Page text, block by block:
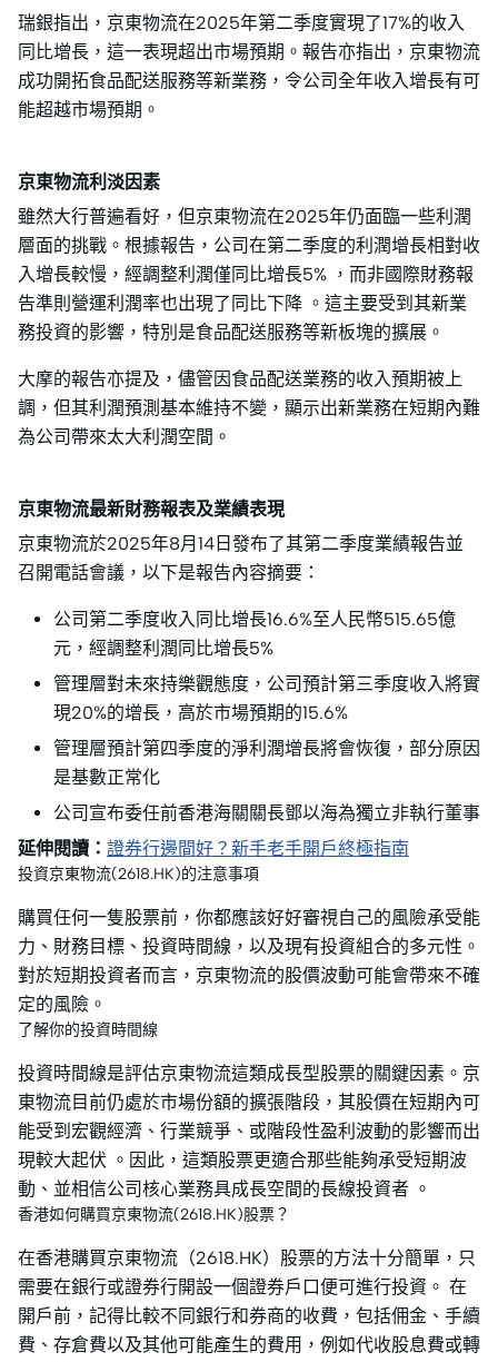
瑞銀指出，京東物流在2025年第二季度實現了17%的收入
同比增長，這一表現超出市場預期。報告亦指出，京東物流
成功開拓食品配送服務等新業務，令公司全年收入增長有可
能超越市場預期。
京東物流利淡因素
雖然大行普遍看好，但京東物流在2025年仍面臨一些利潤
層面的挑戰。根據報告，公司在第二季度的利潤增長相對收
入增長較慢，經調整利潤僅同比增長5% ，而非國際財務報
告準則營運利潤率也出現了同比下降 。這主要受到其新業
務投資的影響，特別是食品配送服務等新板塊的擴展。
大摩的報告亦提及，儘管因食品配送業務的收入預期被上
調，但其利潤預測基本維持不變，顯示出新業務在短期內難
為公司帶來太大利潤空間。
京東物流最新財務報表及業績表現
京東物流於2025年8月14日發布了其第二季度業績報告並
召開電話會議，以下是報告內容摘要：
公司第二季度收入同比增長16.6%至人民幣515.65億
元，經調整利潤同比增長5%
管理層對未來持樂觀態度，公司預計第三季度收入將實
現20%的增長，高於市場預期的15.6%
管理層預計第四季度的淨利潤增長將會恢復，部分原因
是基數正常化
公司宣布委任前香港海關關長鄧以海為獨立非執行董事
延伸閱讀： 證券行邊間好？新手老手開戶終極指南
投資京東物流(2618.HK)的注意事項
購買任何一隻股票前，你都應該好好審視自己的風險承受能
力、財務目標、投資時間線，以及現有投資組合的多元性。
對於短期投資者而言，京東物流的股價波動可能會帶來不確
定的風險。
了解你的投資時間線
投資時間線是評估京東物流這類成長型股票的關鍵因素。京
東物流目前仍處於市場份額的擴張階段，其股價在短期內可
能受到宏觀經濟、行業競爭、或階段性盈利波動的影響而出
現較大起伏 。因此，這類股票更適合那些能夠承受短期波
動、並相信公司核心業務具成長空間的長線投資者 。
香港如何購買京東物流(2618.HK)股票？
在香港購買京東物流（2618.HK）股票的方法十分簡單，只
需要在銀行或證券行開設一個證券戶口便可進行投資。 在
開戶前，記得比較不同銀行和券商的收費，包括佣金、手續
費、存倉費以及其他可能產生的費用，例如代收股息費或轉